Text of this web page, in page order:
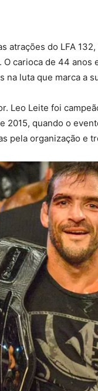
atrações do LFA
O carioca de 44
luta que marca a
Leo Leite foi
2015, quando o
pela organização e